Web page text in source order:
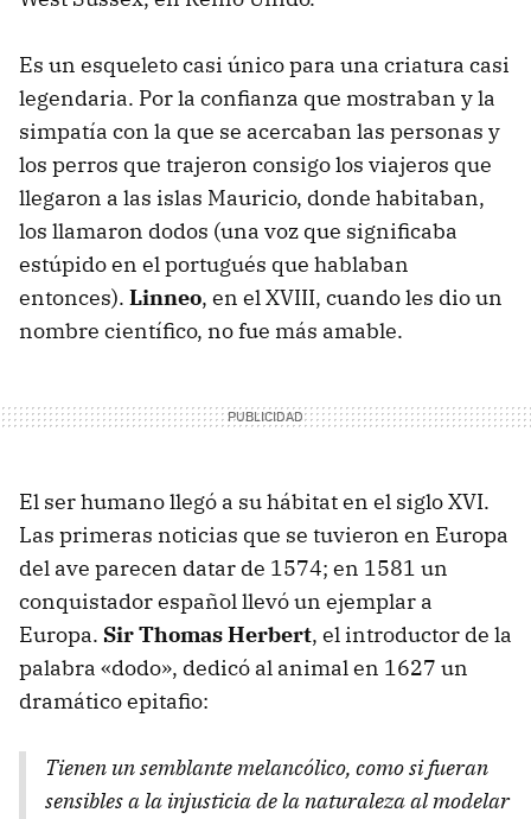
Es un esqueleto casi único para una criatura casi
legendaria. Por la confianza que mostraban y la
simpatía con la que se acercaban las personas y
los perros que trajeron consigo los viajeros que
llegaron a las islas Mauricio, donde habitaban,
los llamaron dodos (una voz que significaba
estúpido en el portugués que hablaban
entonces). Linneo, en el XVIII, cuando les dio un
nombre científico, no fue más amable.
El ser humano llegó a su hábitat en el siglo XVI.
Las primeras noticias que se tuvieron en Europa
del ave parecen datar de 1574; en 1581 un
conquistador español llevó un ejemplar a
Europa. Sir Thomas Herbert, el introductor de la
palabra «dodo», dedicó al animal en 1627 un
dramático epitafio:
Tienen un semblante melancólico, como si fueran
sensibles a la injusticia de la naturaleza al modelar